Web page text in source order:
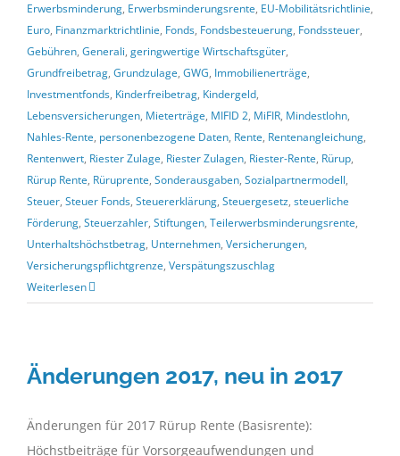
Erwerbsminderung, Erwerbsminderungsrente, EU-Mobilitätsrichtlinie,
Euro, Finanzmarktrichtlinie, Fonds, Fondsbesteuerung, Fondssteuer,
Gebühren, Generali, geringwertige Wirtschaftsgüter,
Grundfreibetrag, Grundzulage, GWG, Immobilienerträge,
Investmentfonds, Kinderfreibetrag, Kindergeld,
Lebensversicherungen, Mieterträge, MIFID 2, MiFIR, Mindestlohn,
Nahles-Rente, personenbezogene Daten, Rente, Rentenangleichung,
Rentenwert, Riester Zulage, Riester Zulagen, Riester-Rente, Rürup,
Rürup Rente, Rüruprente, Sonderausgaben, Sozialpartnermodell,
Steuer, Steuer Fonds, Steuererklärung, Steuergesetz, steuerliche
Förderung, Steuerzahler, Stiftungen, Teilerwerbsminderungsrente,
Unterhaltshöchstbetrag, Unternehmen, Versicherungen,
Versicherungspflichtgrenze, Verspätungszuschlag
Weiterlesen
Änderungen 2017, neu in 2017
Änderungen für 2017 Rürup Rente (Basisrente):
Höchstbeiträge für Vorsorgeaufwendungen und